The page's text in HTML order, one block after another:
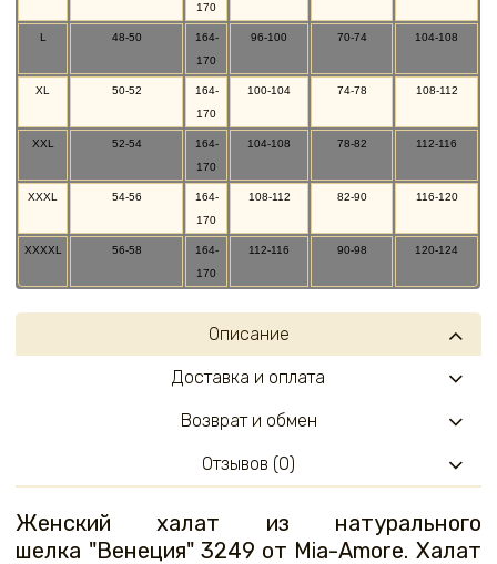
170
L 48-50
164-
170
96-100 70-74 104-108
XL 50-52
164-
170
100-104 74-78 108-112
XXL 52-54
164-
170
104-108 78-82 112-116
XXXL 54-56
164-
170
108-112 82-90 116-120
XXXXL 56-58
164-
170
112-116 90-98 120-124
Описание
Женский халат из натурального
шелка "Венеция" 3249 от Mia-Amore. Халат
Доставка и оплата
Возврат и обмен
Отзывов (0)